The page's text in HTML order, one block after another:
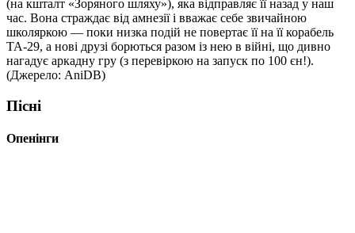
(на кшталт «Зоряного шляху»), яка відправляє її назад у наш
час. Вона страждає від амнезії і вважає себе звичайною
школяркою — поки низка подій не повертає її на її корабель
TA-29, а нові друзі борються разом із нею в війні, що дивно
нагадує аркадну гру (з перевіркою на запуск по 100 єн!).
(Джерело: AniDB)
Пісні
Опенінги